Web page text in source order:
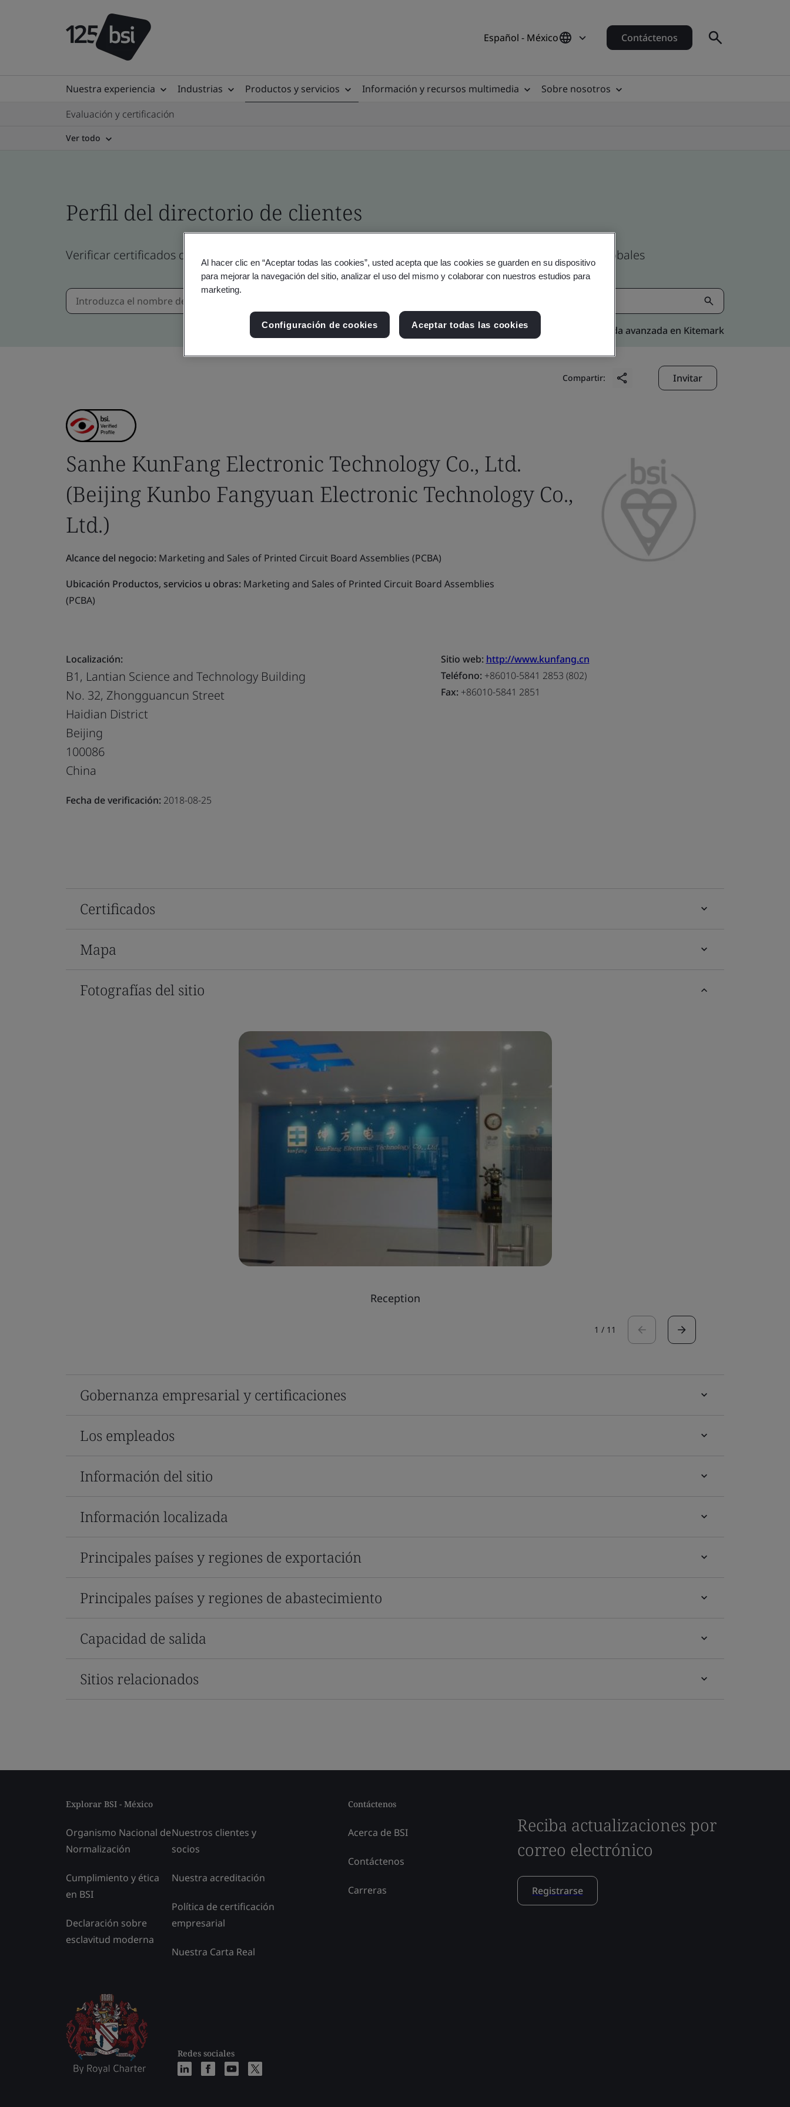
Español - México Contáctenos
Nuestra experiencia Industrias Productos y servicios Información y recursos multimedia
Sobre nosotros
Evaluación y certificación
Ver todo
Perfil del directorio de clientes
Verificar certificados de empresa, sitio y producto - Validación y Verificación, empresas Mexicanas y globales
Búsqueda avanzada en Kitemark
Compartir: Invitar
Sanhe KunFang Electronic Technology Co., Ltd.
(Beijing Kunbo Fangyuan Electronic Technology Co.,
Ltd.)
Alcance del negocio: Marketing and Sales of Printed Circuit Board Assemblies (PCBA)
Ubicación Productos, servicios u obras: Marketing and Sales of Printed Circuit Board Assemblies
(PCBA)
Localización:
B1, Lantian Science and Technology Building
No. 32, Zhongguancun Street
Haidian District
Beijing
100086
China
Fecha de verificación: 2018-08-25
Sitio web: http://www.kunfang.cn
Teléfono:+86010-5841 2853 (802)
Fax:+86010-5841 2851
Certificados
Mapa
Fotografías del sitio
Reception
1 / 11
Gobernanza empresarial y certificaciones
Los empleados
Información del sitio
Información localizada
Principales países y regiones de exportación
Principales países y regiones de abastecimiento
Capacidad de salida
Sitios relacionados
Explorar BSI - México
Organismo Nacional de
Normalización
Cumplimiento y ética
en BSI
Declaración sobre
esclavitud moderna
Nuestros clientes y
socios
Nuestra acreditación
Política de certificación
empresarial
Nuestra Carta Real
Redes sociales
Contáctenos
Acerca de BSI
Contáctenos
Carreras
Reciba actualizaciones por
correo electrónico
Registrarse
Al hacer clic en “Aceptar todas las cookies”, usted acepta que las cookies se guarden en su dispositivo
para mejorar la navegación del sitio, analizar el uso del mismo y colaborar con nuestros estudios para
marketing.
Configuración de cookies Aceptar todas las cookies